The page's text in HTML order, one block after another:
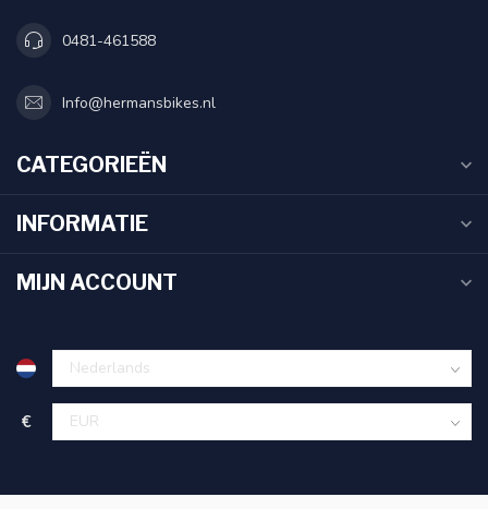
0481-461588
Info@hermansbikes.nl
CATEGORIEËN
INFORMATIE
MIJN ACCOUNT
€